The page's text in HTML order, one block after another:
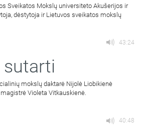
Sveikatos Mokslų universiteto Akušerijos ir
dėstytoja ir Lietuvos sveikatos mokslų
43:24
sutarti
mokslų daktarė Nijolė Liobikienė
Violeta Vitkauskienė.
40:48